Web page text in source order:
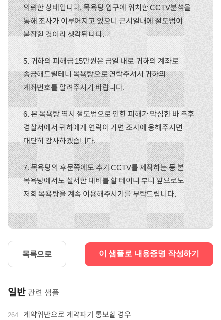
의뢰한 상태입니다. 목욕탕 입구에 위치한 CCTV분석을
통해 조사가 이루어지고 있으니 근시일내에 절도범이
붙잡힐 것이라 생각됩니다.
5. 귀하의 피해금 15만원은 금일 내로 귀하의 계좌로
송금해드릴테니 목욕탕으로 연락주셔서 귀하의
계좌번호를 알려주시기 바랍니다.
6. 본 목욕탕 역시 절도범으로 인한 피해가 막심한 바 추후
경찰서에서 귀하에게 연락이 가면 조사에 응해주시면
대단히 감사하겠습니다.
7. 목욕탕의 후문쪽에도 추가 CCTV를 제작하는 등 본
목욕탕에서도 철저한 대비를 할 테이니 부디 앞으로도
저희 목욕탕을 계속 이용해주시기를 부탁드립니다.
목록으로 이 샘플로 내용증명 작성하기
일반 관련 샘플
264. 계약위반으로 계약파기 통보할 경우